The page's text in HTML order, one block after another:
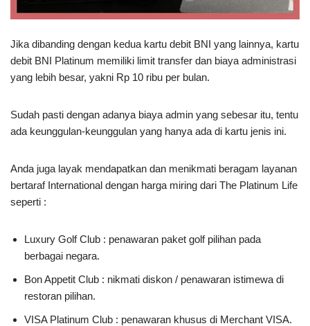
Jika dibanding dengan kedua kartu debit BNI yang lainnya, kartu
debit BNI Platinum memiliki limit transfer dan biaya administrasi
yang lebih besar, yakni Rp 10 ribu per bulan.
Sudah pasti dengan adanya biaya admin yang sebesar itu, tentu
ada keunggulan-keunggulan yang hanya ada di kartu jenis ini.
Anda juga layak mendapatkan dan menikmati beragam layanan
bertaraf International dengan harga miring dari The Platinum Life
seperti :
Luxury Golf Club : penawaran paket golf pilihan pada
berbagai negara.
Bon Appetit Club : nikmati diskon / penawaran istimewa di
restoran pilihan.
VISA Platinum Club : penawaran khusus di Merchant VISA.